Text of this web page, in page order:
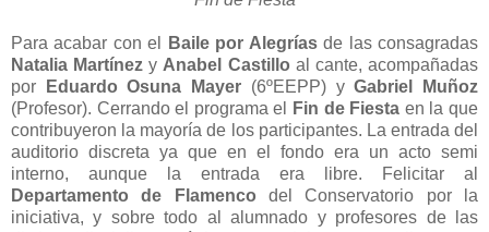
Para acabar con el Baile por Alegríasde las consagradas
Natalia Martínezy Anabel Castillo al cante, acompañadas
por
Eduardo Osuna Mayer (6ºEEPP) yGabriel Muñoz
(Profesor). Cerrando el programa el
Fin de Fiesta en la que
contribuyeron la mayoría de los participantes. La entrada del
auditorio discreta ya que en el fondo era un acto semi
interno, aunque la entrada era libre. Felicitar al
Departamento de Flamenco del Conservatorio por la
iniciativa, y sobre todo al alumnado y profesores de las